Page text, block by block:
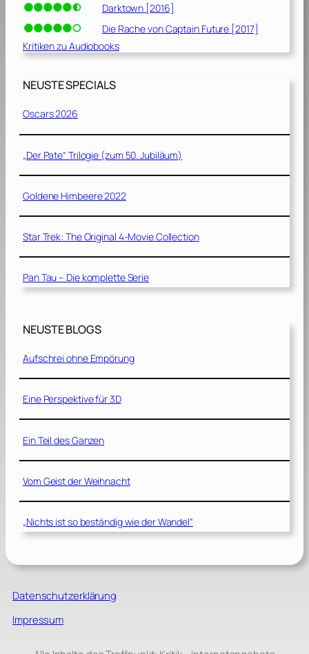
Darktown [2016]
Die Rache von Captain Future [2017]
Kritiken zu Audiobooks
NEUSTE SPECIALS
Oscars 2026
„Der Pate“ Trilogie (zum 50. Jubiläum)
Goldene Himbeere 2022
Star Trek: The Original 4-Movie Collection
Pan Tau – Die komplette Serie
NEUSTE BLOGS
Aufschrei ohne Empörung
Eine Perspektive für 3D
Ein Teil des Ganzen
Vom Geist der Weihnacht
„Nichts ist so beständig wie der Wandel“
Datenschutzerklärung
Impressum